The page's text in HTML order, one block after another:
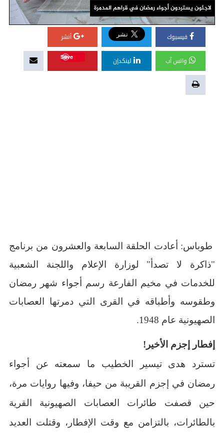
لاجئون يستردون أجواء رمضان في قراهم المدمرة
فيسبوك أنشر
واتس آب لينكدإن
Save
طوباس: أعادت الحلقة السابعة والعشرون من برنامج
"ذاكرة لا تصدأ" لوزارة الإعلام واللجنة الشعبية
للخدمات في مخيم الفارعة رسم أجواء شهر رمضان
وطقوسه وأطباقه في القرى التي دمرتها العصابات
الصهيونية عام 1948.
إفطار إجزم الأخير!
تسترد هدى تيسير الخطيب ما سمعته عن أجواء
رمضان في إجزم القريبة من حيفا، وفيها روايات مرة،
حين قصفت طائرات العصابات الصهيونية القرية
بالطائرات، بالتزامن مع وقت الإفطار، وقتلت العديد